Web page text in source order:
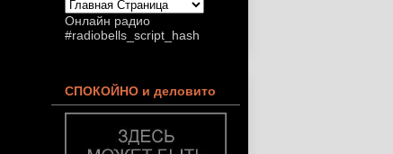
Онлайн радио
#radiobells_script_hash
СПОКОЙНО и деловито